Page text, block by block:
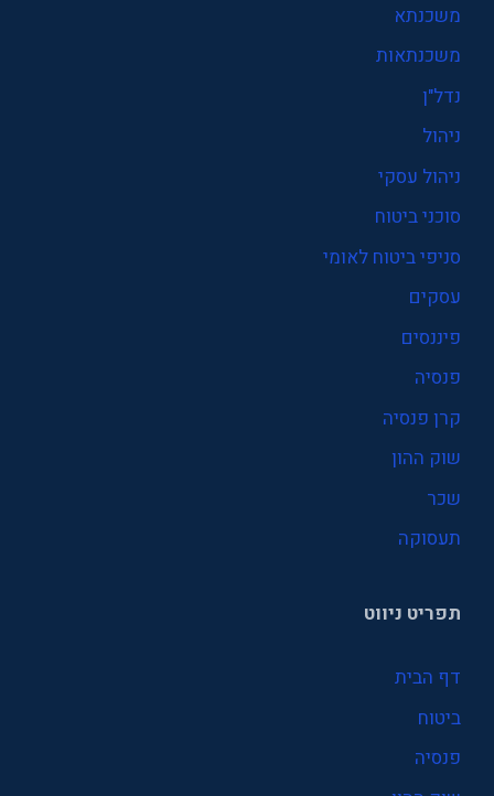
משכנתא
משכנתאות
נדל"ן
ניהול
ניהול עסקי
סוכני ביטוח
סניפי ביטוח לאומי
עסקים
פיננסים
פנסיה
קרן פנסיה
שוק ההון
שכר
תעסוקה
תפריט ניווט
דף הבית
ביטוח
פנסיה